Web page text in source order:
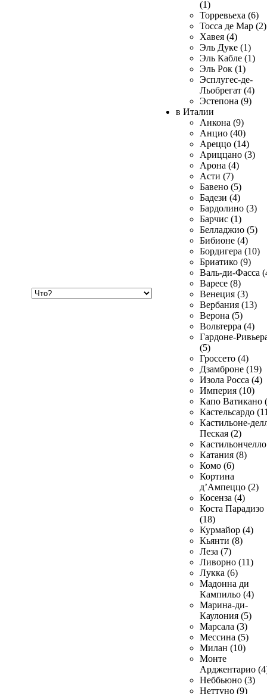
(1)
Торревьеха (6)
Тосса де Мар (2)
Хавея (4)
Эль Дуке (1)
Эль Кабле (1)
Эль Рок (1)
Эсплугес-де-
Льобрегат (4)
Эстепона (9)
в Италии
Анкона (9)
Анцио (40)
Ареццо (14)
Ариццано (3)
Арона (4)
Асти (7)
Бавено (5)
Бадези (4)
Бардолино (3)
Барчис (1)
Белладжио (5)
Бибионе (4)
Бордигера (10)
Бриатико (9)
Валь-ди-Фасса
Варесе (8)
Венеция (3)
Вербания (13)
Верона (5)
Вольтерра (4)
Гардоне-
(5)
Гроссето (4)
Дзамброне (19)
Изола Росса (4)
Империя (10)
Капо Ватикано
Кастельсардо
Кастильоне-
Пеская (2)
Катания (8)
Комо (6)
Кортина
д’Ампеццо (2)
Косенза (4)
Коста Парадизо
(18)
Курмайор (4)
Кьянти (8)
Леза (7)
Ливорно (11)
Лукка (6)
Мадонна ди
Кампильо (4)
Марина-ди-
Каулония (5)
Марсала (3)
Мессина (5)
Милан (10)
Монте
Арджентарио
Неббьюно (3)
Неттуно (9)